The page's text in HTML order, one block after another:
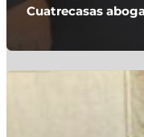
Cuatrecasas